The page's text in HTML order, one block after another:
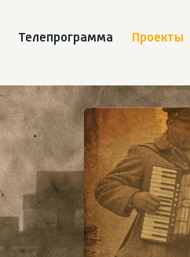
Телепрограмма Проекты